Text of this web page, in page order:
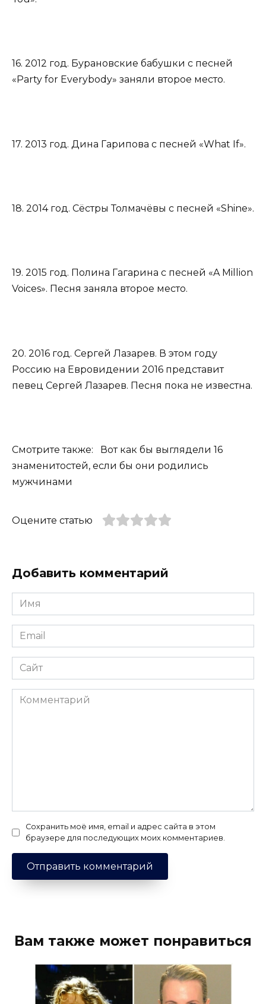
16. 2012 год. Бурановские бабушки с песней
«Party for Everybody» заняли второе место.
17. 2013 год. Дина Гарипова с песней «What If».
18. 2014 год. Сёстры Толмачёвы с песней «Shine».
19. 2015 год. Полина Гагарина с песней «A Million
Voices». Песня заняла второе место.
20. 2016 год. Сергей Лазарев. В этом году
Россию на Евровидении 2016 представит
певец Сергей Лазарев. Песня пока не известна.
Смотрите также: Вот как бы выглядели 16
знаменитостей, если бы они родились
мужчинами
Оцените статью
Добавить комментарий
Имя
*
Email
*
Сайт
Комментарий
Сохранить моё имя, email и адрес сайта в этом
браузере для последующих моих комментариев.
Вам также может понравиться